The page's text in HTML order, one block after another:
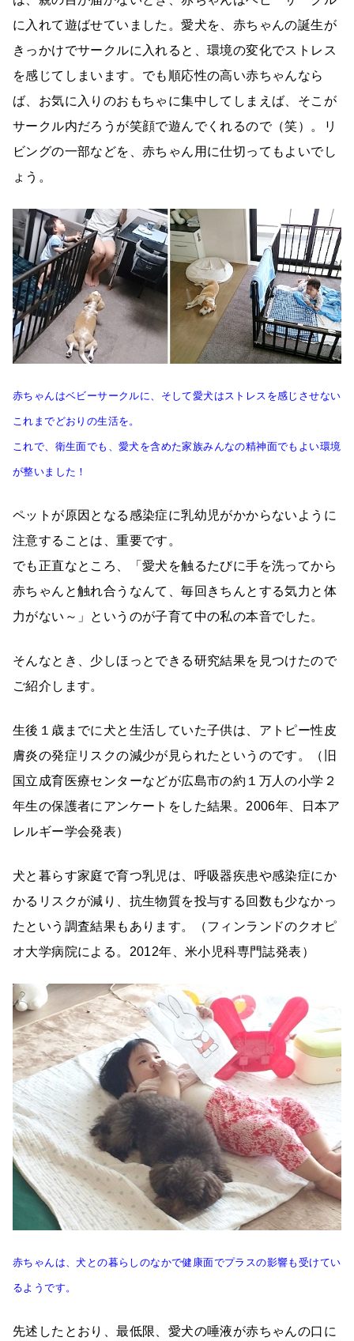
に入れて遊ばせていました。愛犬を、赤ちゃんの誕生が
きっかけでサークルに入れると、環境の変化でストレス
を感じてしまいます。でも順応性の高い赤ちゃんなら
ば、お気に入りのおもちゃに集中してしまえば、そこが
サークル内だろうが笑顔で遊んでくれるので（笑）。リ
ビングの一部などを、赤ちゃん用に仕切ってもよいでし
ょう。
赤ちゃんはベビーサークルに、そして愛犬はストレスを感じさせない
これまでどおりの生活を。
これで、衛生面でも、愛犬を含めた家族みんなの精神面でもよい環境
が整いました！
ペットが原因となる感染症に乳幼児がかからないように
注意することは、重要です。
でも正直なところ、「愛犬を触るたびに手を洗ってから
赤ちゃんと触れ合うなんて、毎回きちんとする気力と体
力がない～」というのが子育て中の私の本音でした。
そんなとき、少しほっとできる研究結果を見つけたので
ご紹介します。
生後１歳までに犬と生活していた子供は、アトピー性皮
膚炎の発症リスクの減少が見られたというのです。（旧
国立成育医療センターなどが広島市の約１万人の小学２
年生の保護者にアンケートをした結果。2006年、日本ア
レルギー学会発表）
犬と暮らす家庭で育つ乳児は、呼吸器疾患や感染症にか
かるリスクが減り、抗生物質を投与する回数も少なかっ
たという調査結果もあります。（フィンランドのクオピ
オ大学病院による。2012年、米小児科専門誌発表）
赤ちゃんは、犬との暮らしのなかで健康面でプラスの影響も受けてい
るようです。
先述したとおり、最低限、愛犬の唾液が赤ちゃんの口に